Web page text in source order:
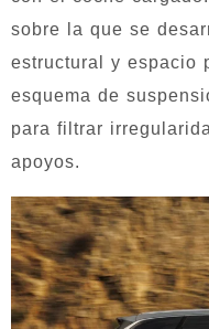
sobre la que se
estructural y espacio
esquema de
para filtrar
apoyos.